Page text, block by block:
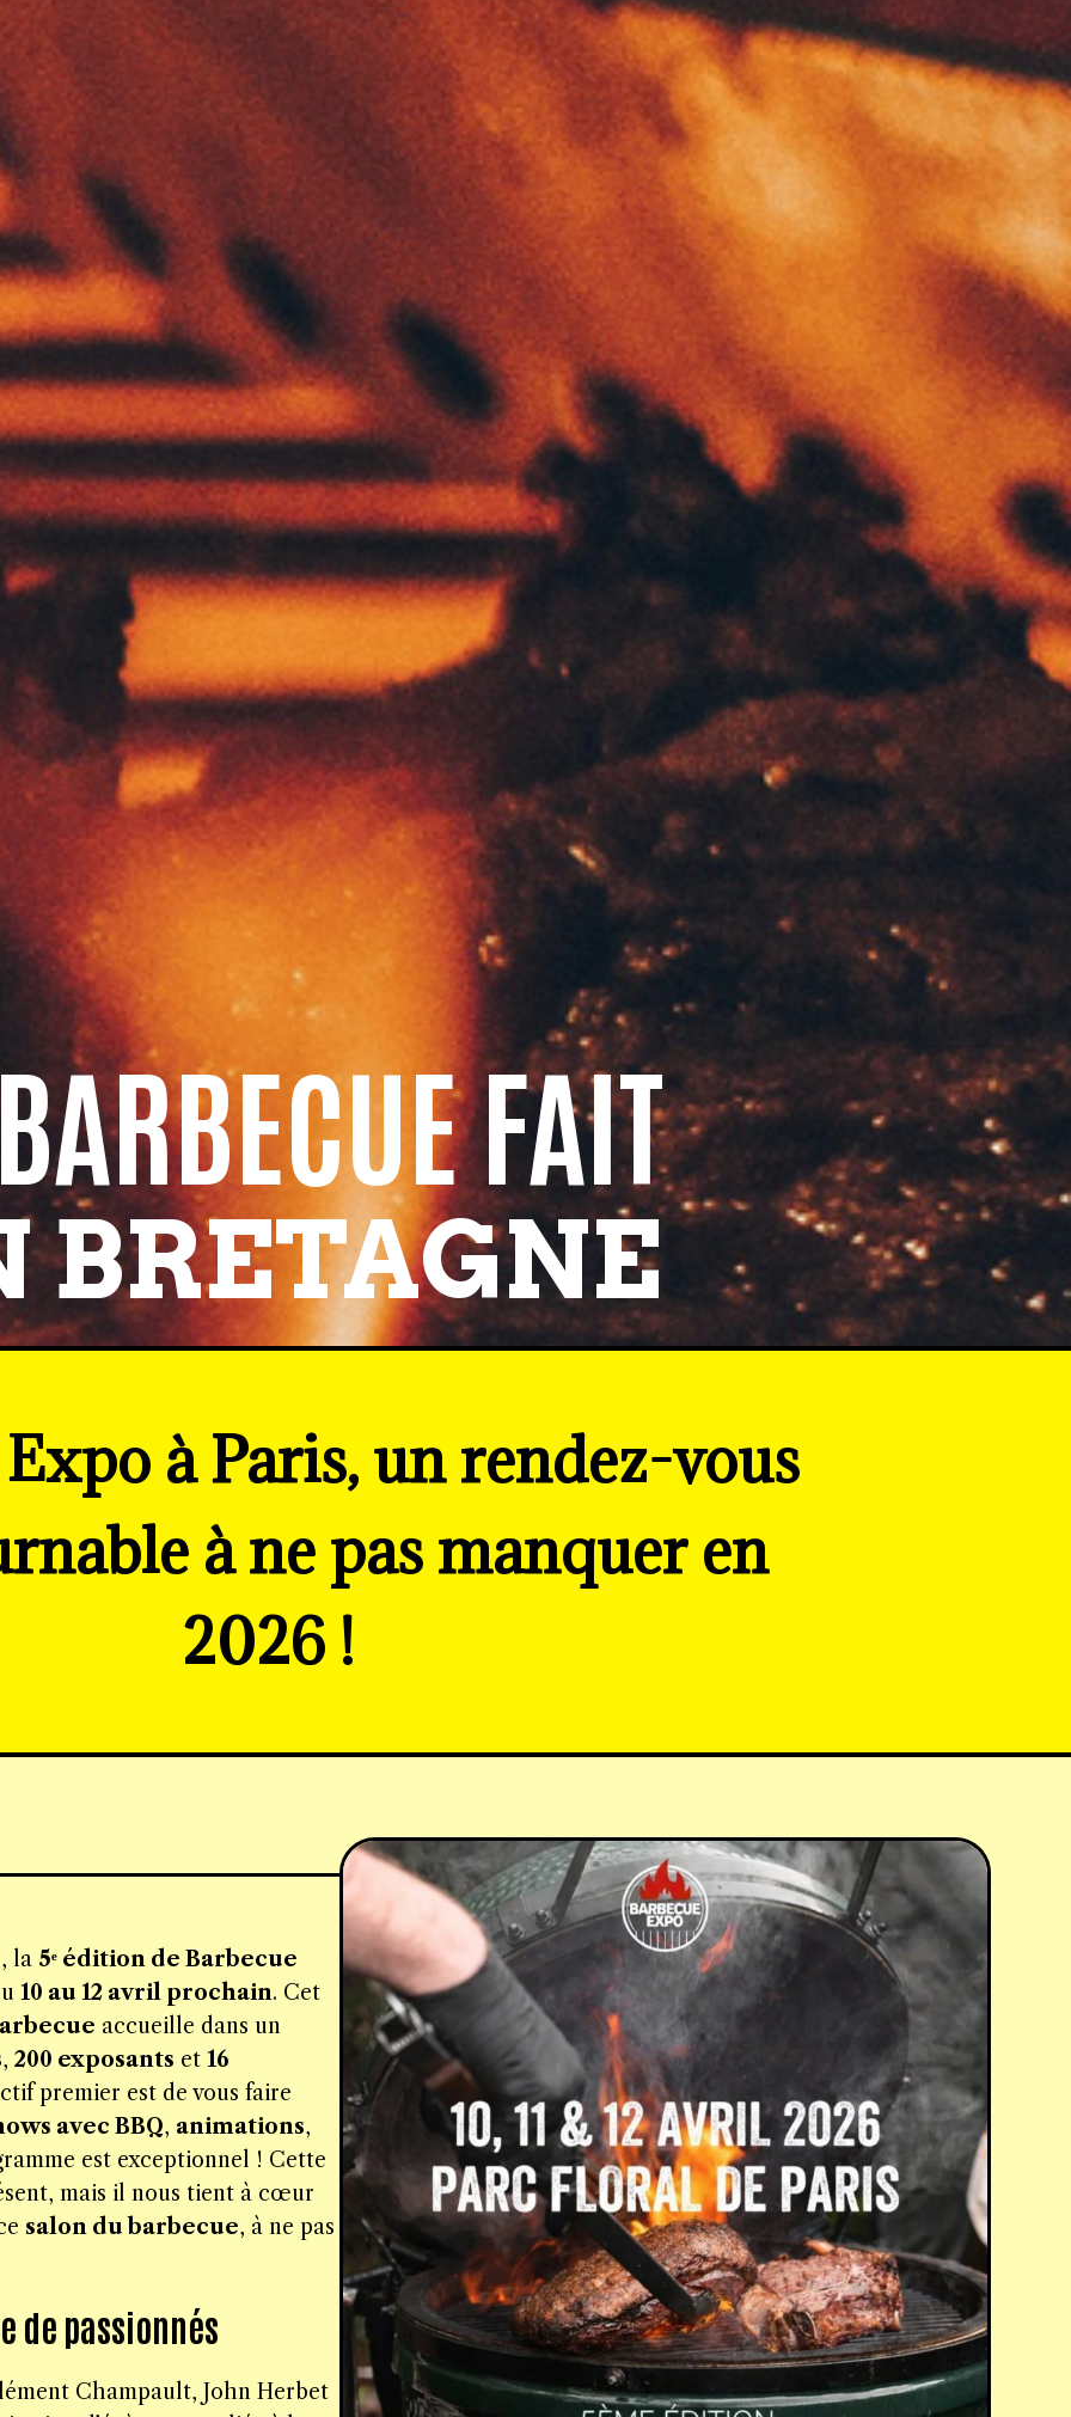
FAIT
BRETAGNE
à Paris, un rendez-vous
à ne pas manquer en
2026 !
la 5ᵉ édition de Barbecue
10 au 12 avril prochain. Cet
accueille dans un
,200 exposants et16
premier est de vous faire
avec BBQ, animations,
est exceptionnel ! Cette
mais il nous tient à cœur
salon du barbecue, à ne pas
de passionnés
Champault, John Herbet